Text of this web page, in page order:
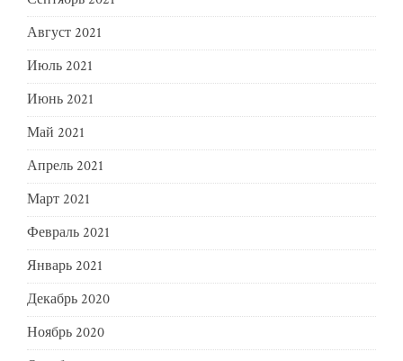
Август 2021
Июль 2021
Июнь 2021
Май 2021
Апрель 2021
Март 2021
Февраль 2021
Январь 2021
Декабрь 2020
Ноябрь 2020